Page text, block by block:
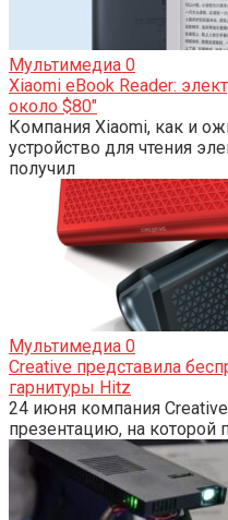
Мультимедиа 0
Xiaomi eBook Reader:
около $80″
Компания Xiaomi, как и
устройство для чтения
получил
Мультимедиа 0
Creative представила
гарнитуры Hitz
24 июня компания
презентацию, на которой